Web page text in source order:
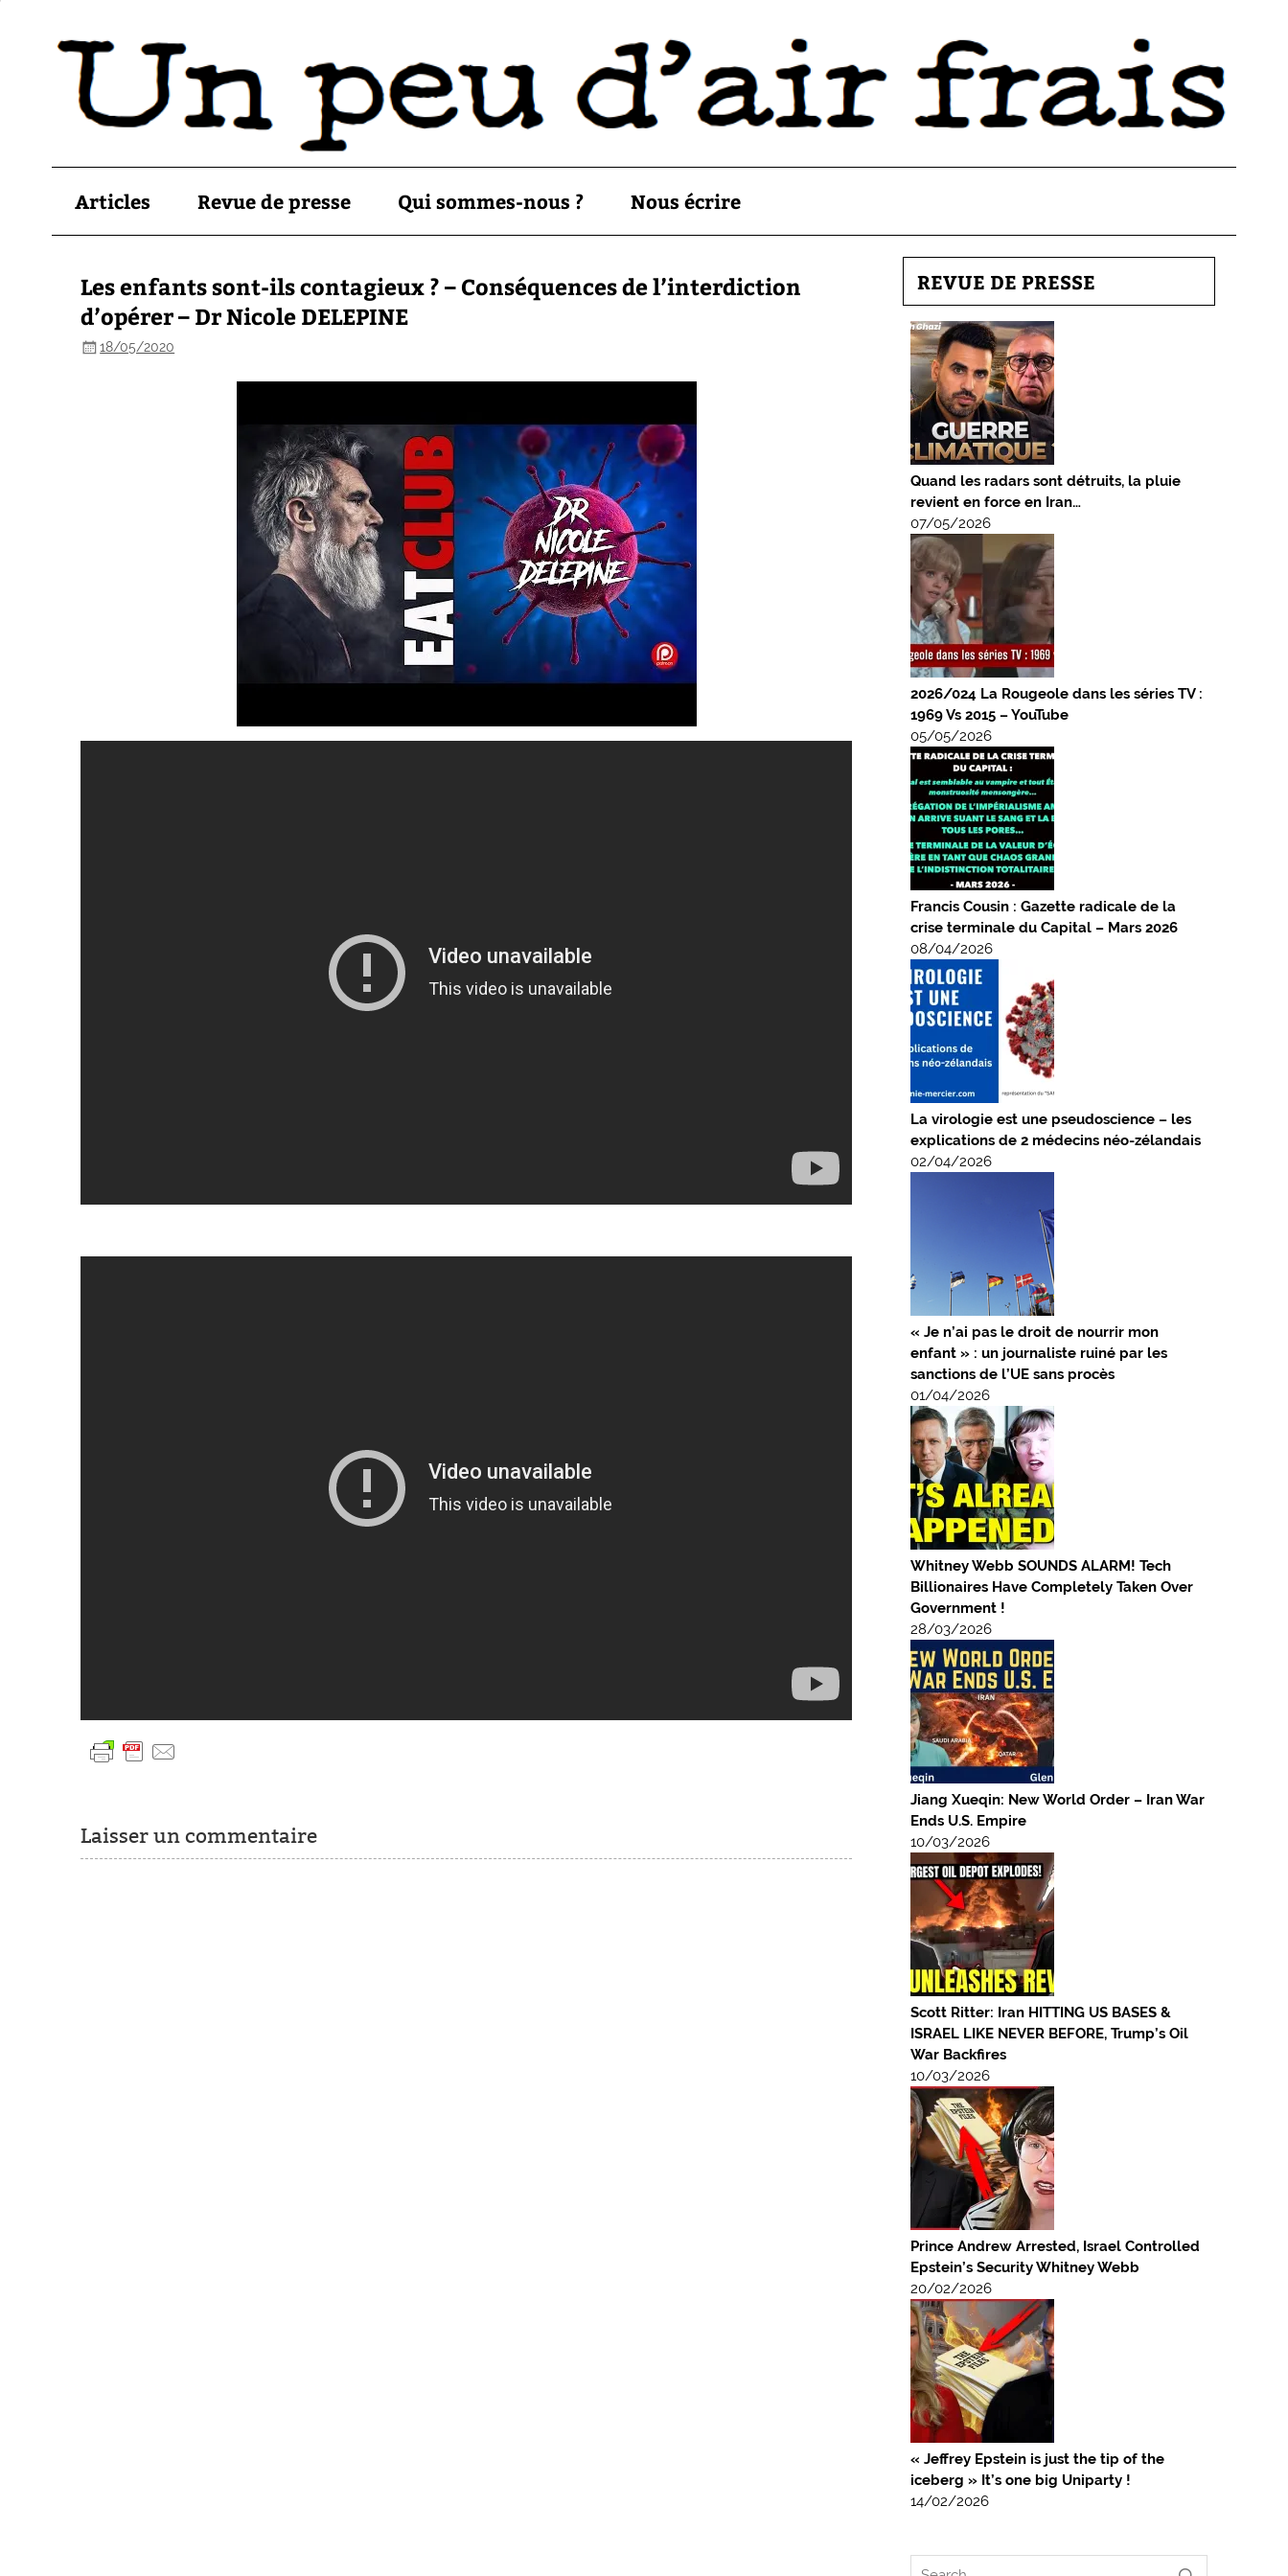
Articles Revue de presse Qui sommes-nous ? Nous écrire
Les enfants sont-ils contagieux ? – Conséquences de l’interdiction
d’opérer – Dr Nicole DELEPINE
18/05/2020
Laisser un commentaire
REVUE DE PRESSE
Quand les radars sont détruits, la pluie
revient en force en Iran…
07/05/2026
2026/024 La Rougeole dans les séries TV :
1969 Vs 2015 – YouTube
05/05/2026
Francis Cousin : Gazette radicale de la
crise terminale du Capital – Mars 2026
08/04/2026
La virologie est une pseudoscience – les
explications de 2 médecins néo-zélandais
02/04/2026
« Je n’ai pas le droit de nourrir mon
enfant » : un journaliste ruiné par les
sanctions de l’UE sans procès
01/04/2026
Whitney Webb SOUNDS ALARM! Tech
Billionaires Have Completely Taken Over
Government !
28/03/2026
Jiang Xueqin: New World Order – Iran War
Ends U.S. Empire
10/03/2026
Scott Ritter: Iran HITTING US BASES &
ISRAEL LIKE NEVER BEFORE, Trump’s Oil
War Backfires
10/03/2026
Prince Andrew Arrested, Israel Controlled
Epstein’s Security Whitney Webb
20/02/2026
« Jeffrey Epstein is just the tip of the
iceberg » It’s one big Uniparty !
14/02/2026